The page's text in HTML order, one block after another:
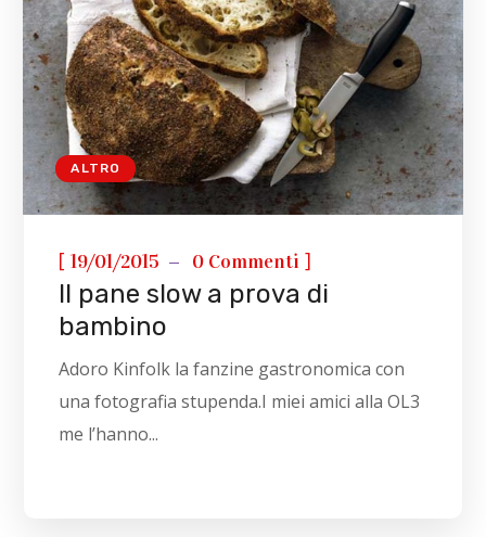
ALTRO
[19/01/2015 0 Commenti ]
Il pane slow a prova di
bambino
Adoro Kinfolk la fanzine gastronomica con
una fotografia stupenda.I miei amici alla OL3
me l’hanno...